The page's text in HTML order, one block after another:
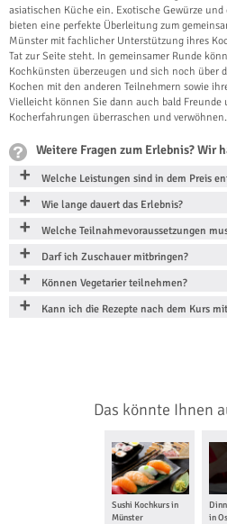
asiatischen Küche ein. Exotische Gewürze
bieten eine perfekte Überleitung zum
Münster mit fachlicher Unterstützung ihres
Tat zur Seite steht. In gemeinsamer Runde
Kochkünsten überzeugen und sich noch über
Kochen mit den anderen Teilnehmern sowie
Vielleicht können Sie dann auch bald Freunde
Kocherfahrungen überraschen und verwöhnen.
Weitere Fragen zum Erlebnis? Wir
Welche Leistungen sind in dem Preis
Wie lange dauert das Erlebnis?
Welche Teilnahmevoraussetzungen
Darf ich Zuschauer mitbringen?
Können Vegetarier teilnehmen?
Kann ich die Rezepte nach dem Kurs
Das könnte Ihnen
Sushi Kochkurs in
Münster
in